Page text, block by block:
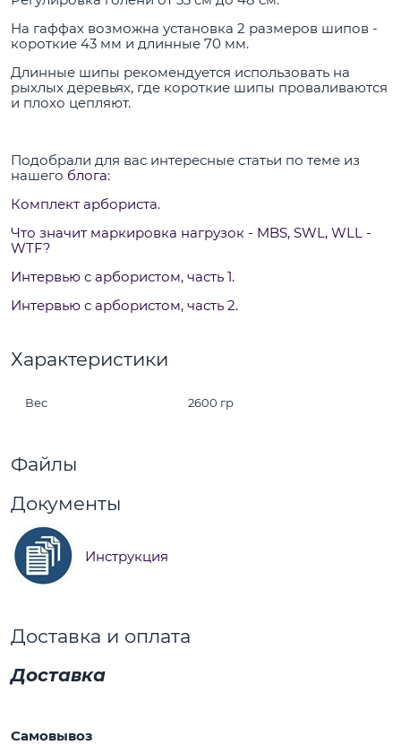
На гаффах возможна установка 2 размеров шипов -
короткие 43 мм и длинные 70 мм.
Длинные шипы рекомендуется использовать на
рыхлых деревьях, где короткие шипы проваливаются
и плохо цепляют.
Подобрали для вас интересные статьи по теме из
нашего блога:
Комплект арбориста.
Что значит маркировка нагрузок - MBS, SWL, WLL -
WTF?
Интервью с арбористом, часть 1.
Интервью с арбористом, часть 2.
Характеристики
Вес 2600 гр
Файлы
Документы
Инструкция
Доставка и оплата
Доставка
Самовывоз